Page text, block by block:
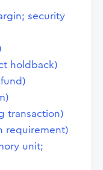
security
holdback)
transaction)
requirement)
unit;